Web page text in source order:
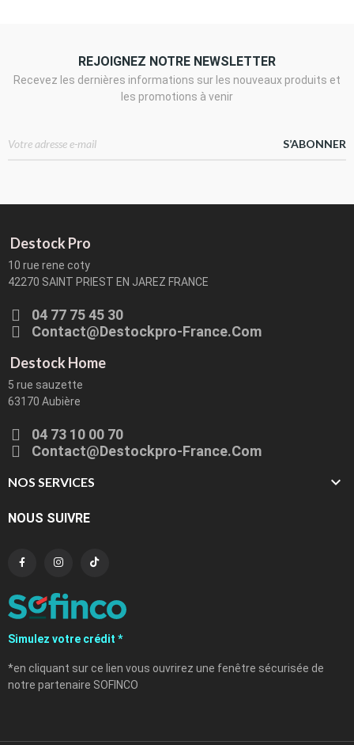
REJOIGNEZ NOTRE NEWSLETTER
Recevez les dernières informations sur les nouveaux produits et
les promotions à venir
S’ABONNER
Destock Pro
10 rue rene coty
42270 SAINT PRIEST EN JAREZ FRANCE
04 77 75 45 30
Contact@destockpro-France.com
Destock Home
5 rue sauzette
63170 Aubière
04 73 10 00 70
Contact@destockpro-France.com
NOS SERVICES 
NOUS SUIVRE
Simulez votre crédit *
*en cliquant sur ce lien vous ouvrirez une fenêtre sécurisée de
notre partenaire SOFINCO